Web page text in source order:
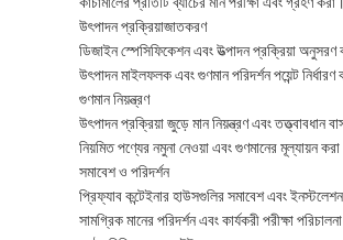
উৎপাদন প্রক্রিয়াজাতকরণ
ডিজাইন স্পেসিফিকেশন এবং উত্পাদন প্রক্রিয়া
উৎপাদন মাইলফলক এবং গুণমান পরিদর্শন পয়েন্ট
গুণমান নিয়ন্ত্রণ
উৎপাদন প্রক্রিয়া জুড়ে মান নিয়ন্ত্রণ এবং তত্ত্বাবধান
নিয়মিত পণ্যের নমুনা নেওয়া এবং গুণমানের মূল্যায়ন
সমাবেশ ও পরিদর্শন
প্রিফ্যাব কন্টেইনার হাউসগুলির সমাবেশ এবং
সামগ্রিক মানের পরিদর্শন এবং কার্যকরী পরীক্ষা